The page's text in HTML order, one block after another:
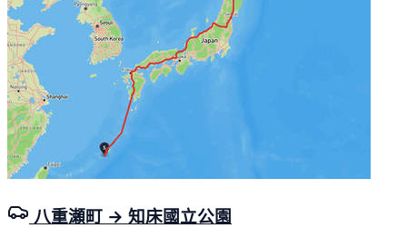
八重瀬町 → 知床國立公園